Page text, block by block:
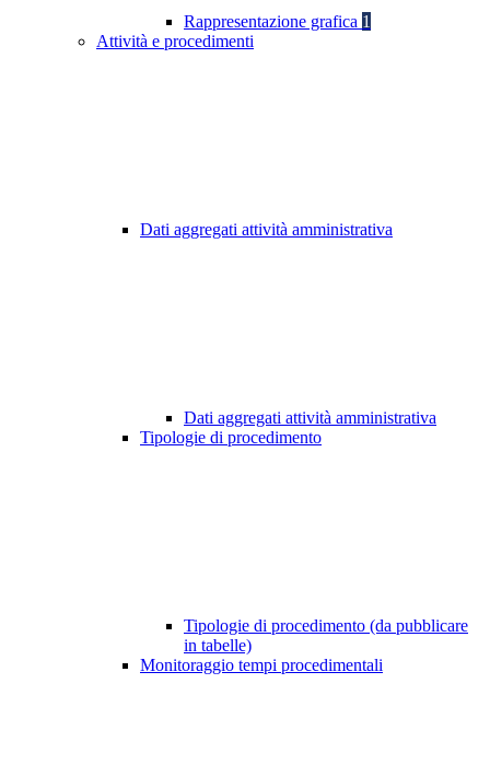
Rappresentazione grafica 1
Attività e procedimenti
Dati aggregati attività amministrativa
Dati aggregati attività amministrativa
Tipologie di procedimento
Tipologie di procedimento (da pubblicare
in tabelle)
Monitoraggio tempi procedimentali